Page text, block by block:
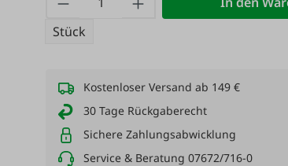
Stück
Kostenloser Versand ab 149 €
30 Tage Rückgaberecht
Sichere Zahlungsabwicklung
Service & Beratung 07672/716-0